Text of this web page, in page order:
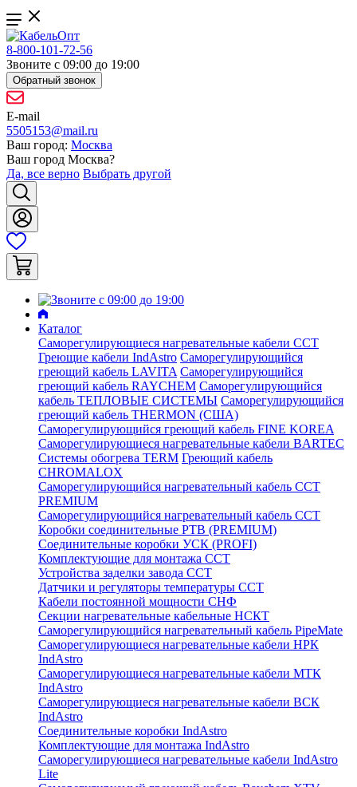
8-800-101-72-56
Звоните с 09:00 до 19:00
Обратный звонок
E-mail
5505153@mail.ru
Ваш город: Москва
Ваш город Москва?
Да, все верно Выбрать другой
Каталог
Саморегулирующиеся нагревательные кабели ССТ
Греющие кабели IndAstro Саморегулирующийся
греющий кабель LAVITA Саморегулирующийся
греющий кабель RAYCHEM Саморегулирующийся
кабель ТЕПЛОВЫЕ СИСТЕМЫ Саморегулирующийся
греющий кабель THERMON (США)
Саморегулирующийся греющий кабель FINE KOREA
Саморегулирующиеся нагревательные кабели BARTEC
Системы обогрева TERM Греющий кабель
CHROMALOX
Саморегулирующийся нагревательный кабель ССТ
PREMIUM
Саморегулирующийся нагревательный кабель ССТ
Коробки соединительные РТВ (PREMIUM)
Соединительные коробки УСК (PROFI)
Комплектующие для монтажа ССТ
Устройства заделки завода ССТ
Датчики и регуляторы температуры ССТ
Кабели постоянной мощности СНФ
Секции нагревательные кабельные НСКТ
Саморегулирующийся нагревательный кабель PipeMate
Саморегулирующиеся нагревательные кабели НРК
IndAstro
Саморегулирующиеся нагревательные кабели МТК
IndAstro
Саморегулирующиеся нагревательные кабели ВСК
IndAstro
Соединительные коробки IndAstro
Комплектующие для монтажа IndAstro
Саморегулирующиеся нагревательные кабели IndAstro
Lite